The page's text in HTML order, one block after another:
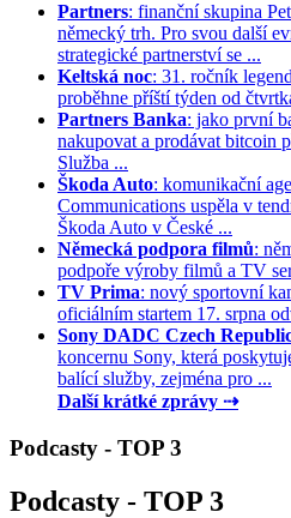
Partners: finanční skupina
německý trh. Pro svou další
strategické partnerství se ...
Keltská noc: 31. ročník
proběhne příští týden od
Partners Banka: jako první
nakupovat a prodávat bitcoin
Služba ...
Škoda Auto: komunikační
Communications uspěla v
Škoda Auto v České ...
Německá podpora filmů:
podpoře výroby filmů a TV
TV Prima: nový sportovní
oficiálním startem 17. srpna
Sony DADC Czech
koncernu Sony, která
balící služby, zejména pro ...
Další krátké zprávy ⇢
Podcasty - TOP 3
Podcasty - TOP 3